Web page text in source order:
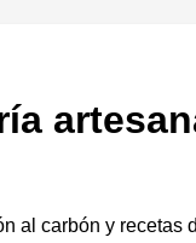
al carbón y recetas